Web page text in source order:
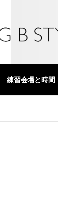
練習会場と時間